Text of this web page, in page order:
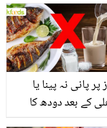
طبی فوائد
پر پانی نہ پینا یا
کے بعد دودھ کا